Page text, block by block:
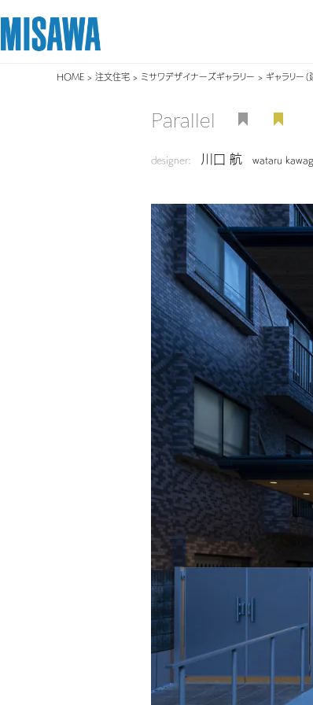
住まい
建てる [注文住宅]
商品ラインアップ
デザイン
テクノロジー（住まいの性能）
建築事例・建築実例
デザイナーズギャラリー
インテリア
住まいづくりガイド
土地活用
個人のお客さま
賃貸住宅
賃貸併用住宅
店舗・各種施設
土地活用モデルルーム見学
土地活用実例
リフォーム
戸建て・マンション
ミサワリフォームとは
リフォームの流れ
リフォームメニュー
リフォーム事例
まちづくり
複合開発・投資開発
複合開発事業（ASMACI-アスマチ
再開発・官民連携事業
分譲マンション開発事業
収益不動産・投資開発事業
建築再生事業
オーナーサポー
サポートメニュー
住まいるりんぐ（ロングサポート）
保証制度
アフターメンテナンス
ミサワリフォーム
企業・IR情報
企業・IR
ニュース
MISAWAについて
ミサワホームグループ
IR情報
SDGs
環境活動
HOME > 注文住宅 > ミサワデザイナーズギャラリー > ギャラリー（
Parallel
designer: 川口 航 wataru